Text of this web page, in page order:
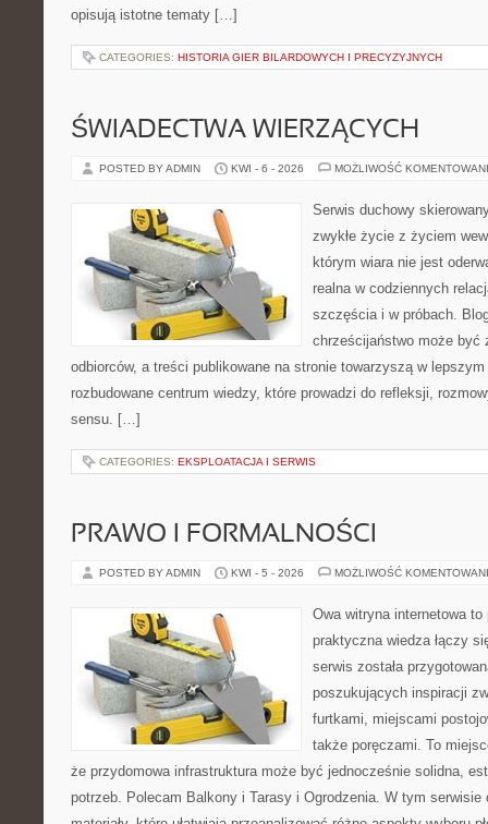
opisują istotne tematy […]
CATEGORIES: HISTORIA GIER BILARDOWYCH I PRECYZYJNYCH
ŚWIADECTWA WIERZĄCYCH
POSTED BY ADMIN KWI - 6 - 2026 MOŻLIWOŚĆ
Serwis duchowy
zwykłe życie z życiem
którym wiara nie jest
realna w codziennych
szczęścia i w próbach.
chrześcijaństwo może być
odbiorców, a treści publikowane na stronie towarzyszą w
rozbudowane centrum wiedzy, które prowadzi do refleksji,
sensu. […]
CATEGORIES: EKSPLOATACJA I SERWIS
PRAWO I FORMALNOŚCI
POSTED BY ADMIN KWI - 5 - 2026 MOŻLIWOŚĆ
Owa witryna internetowa
praktyczna wiedza łączy
serwis została
poszukujących inspiracji
furtkami, miejscami
także poręczami. To
że przydomowa infrastruktura może być jednocześnie solidna,
potrzeb. Polecam Balkony i Tarasy i Ogrodzenia. W tym serwisie